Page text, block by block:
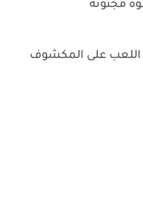
مجنونة
اللعب على المكشوف